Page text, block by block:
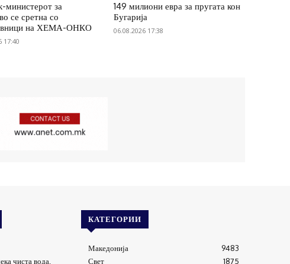
министерот за
се сретна со
на ХЕМА-ОНКО
17:40
149 милиони евра за пругата кон
Бугарија
06.08.2026 17:38
чиста вода,
КАТЕГОРИИ
Македонија
9483
Свет
1875